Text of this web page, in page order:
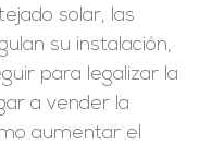
solar, las
su instalación,
para legalizar la
a vender la
aumentar el